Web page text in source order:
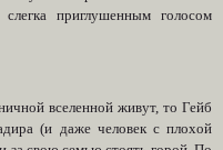
приглушенным голосом
вселенной живут, то Гейб
(и даже человек с плохой